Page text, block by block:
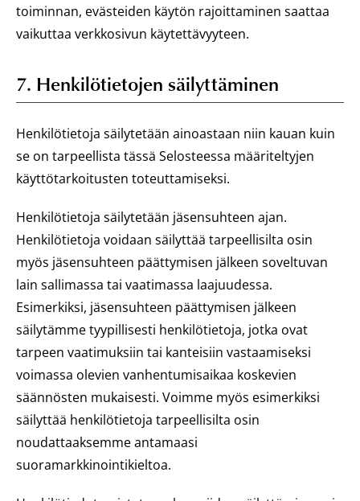
toiminnan, evästeiden käytön rajoittaminen saattaa
vaikuttaa verkkosivun käytettävyyteen.
7. Henkilötietojen säilyttäminen
Henkilötietoja säilytetään ainoastaan niin kauan kuin
se on tarpeellista tässä Selosteessa määriteltyjen
käyttötarkoitusten toteuttamiseksi.
Henkilötietoja säilytetään jäsensuhteen ajan.
Henkilötietoja voidaan säilyttää tarpeellisilta osin
myös jäsensuhteen päättymisen jälkeen soveltuvan
lain sallimassa tai vaatimassa laajuudessa.
Esimerkiksi, jäsensuhteen päättymisen jälkeen
säilytämme tyypillisesti henkilötietoja, jotka ovat
tarpeen vaatimuksiin tai kanteisiin vastaamiseksi
voimassa olevien vanhentumisaikaa koskevien
säännösten mukaisesti. Voimme myös esimerkiksi
säilyttää henkilötietoja tarpeellisilta osin
noudattaaksemme antamaasi
suoramarkkinointikieltoa.